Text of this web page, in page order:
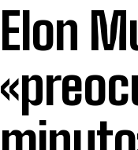
Elon